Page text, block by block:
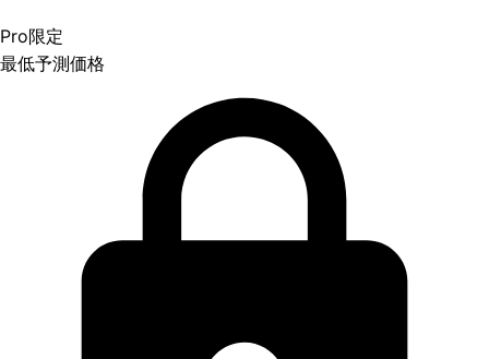
Pro限定
最低予測価格